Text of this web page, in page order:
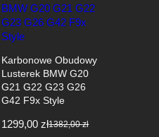
PROMOCJI
Karbonowe Obudowy
Lusterek BMW G20
G21 G22 G23 G26
G42 F9x Style
1382,00zł
Pierwotna
1299,00 zł
Aktualna